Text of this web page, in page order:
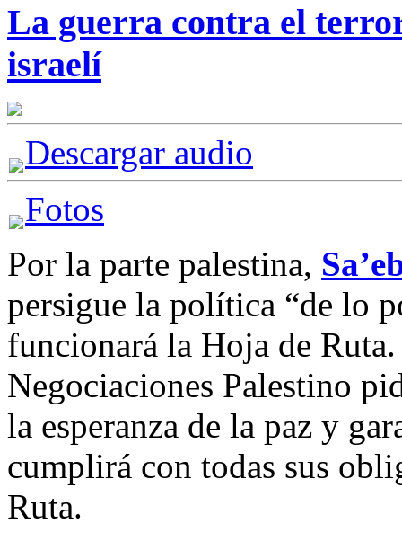
La guerra contra el
israelí
Descargar audio
Fotos
Por la parte palestina,
persigue la política “de lo
funcionará la Hoja de
Negociaciones Palestino
la esperanza de la paz y
cumplirá con todas sus
Ruta.